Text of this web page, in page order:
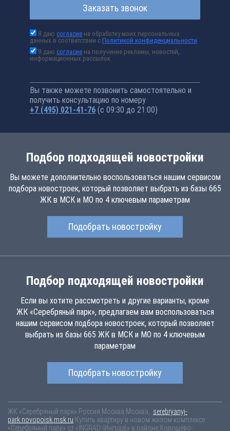
Заказать звонок
Я даюсогласие на обработку моих персональных
данных в соответствии сПолитикой конфиденциальности
Я даюсогласие на получение рекламы, новостей,
информационных рассылок
Вы также можете позвонить самостоятельно и
получить консультацию по номеру
+7 (495) 021-41-76 (с 09:30 до 21:00)
Подбор подходящей новостройки
Вы можете дополнительно воспользоваться нашим сервисом
подбора новостроек, который позволяет выбрать из базы 665
ЖК в МСК и МО по 4 ключевым параметрам
Подобрать новостройку
Подбор подходящей новостройки
Если вы хотите рассмотреть и другие варианты, кроме
ЖК «Серебряный парк», предлагаем вам воспользоваться
нашим сервисом подбора новостроек, который позволяет
выбрать из базы 665 ЖК в МСК и МО по 4 ключевым
параметрам
Подобрать новостройку
ЖК «Серебряный парк» Россия Москва Москва,
serebryanyj-
park.novopoisk.msk.ru Купить квартиру в новом жилом комплексе
«Серебряный парк» от «INGRAD (Инград)» в районе Хорошёво-